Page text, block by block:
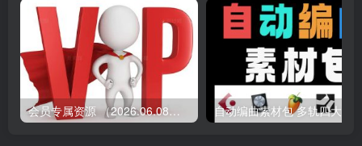
会员专属资源 （2026.06.08更新）